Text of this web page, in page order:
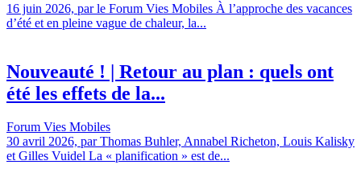
16 juin 2026, par le Forum Vies Mobiles À l’approche des vacances
d’été et en pleine vague de chaleur, la...
Nouveauté ! | Retour au plan : quels ont
été les effets de la...
Forum Vies Mobiles
30 avril 2026, par Thomas Buhler, Annabel Richeton, Louis Kalisky
et Gilles Vuidel La « planification » est de...